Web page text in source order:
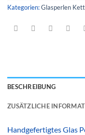
Kategorien:Glasperlen
BESCHREIBUNG
ZUSÄTZLICHE
Handgefertigtes Glas